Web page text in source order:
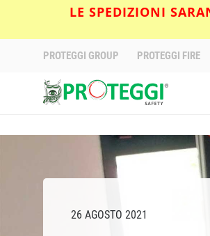
LE SPEDIZIONI
PROTEGGI GROUP PROTEGGI FIRE
26 AGOSTO 2021